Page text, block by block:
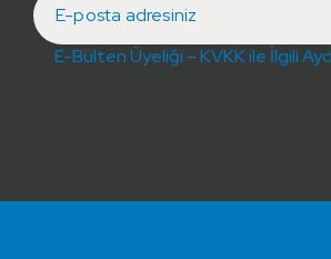
E-Bülten Üyeliği – KVKK ile İlgili